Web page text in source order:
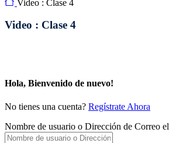
Video : Clase 4
Video : Clase 4
Hola, Bienvenido de nuevo!
No tienes una cuenta? Regístrate Ahora
Nombre de usuario o Dirección de Correo